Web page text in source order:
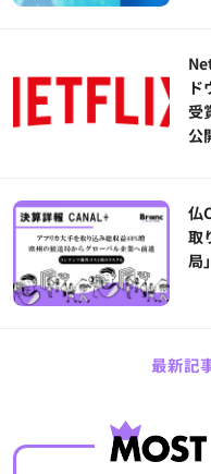
ド
受
公
仏
取
局
最新記